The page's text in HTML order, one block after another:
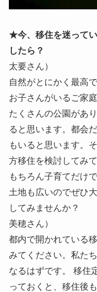
★今、移住を迷って
したら？
太要さん）
自然がとにかく最高で
お子さんがいるご家
たくさんの公園があ
ると思います。都会
もいると思います。
方移住を検討してみて
もちろん子育てだけ
土地も広いのでぜひ
してみませんか？
美穂さん）
都内で開かれている
みてください。私た
なるはずです。 移住
っておくと、移住後